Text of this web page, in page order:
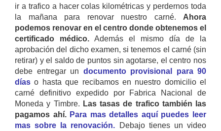
ir a trafico a hacer colas kilométricas y perdernos toda
la mañana para renovar nuestro carné. Ahora
podemos renovar en el centro donde obtenemos el
certificado médico. Además el mismo día de la
aprobación del dicho examen, si tenemos el carné (sin
retirar) y el saldo de puntos sin agotarse, el centro nos
debe entregar un documento provisional para 90
días o hasta que recibamos en nuestro domicilio el
carné definitivo expedido por Fabrica Nacional de
Moneda y Timbre. Las tasas de trafico también las
pagamos ahí. Para mas detalles aquí puedes leer
mas sobre la renovación. Debajo tienes un video